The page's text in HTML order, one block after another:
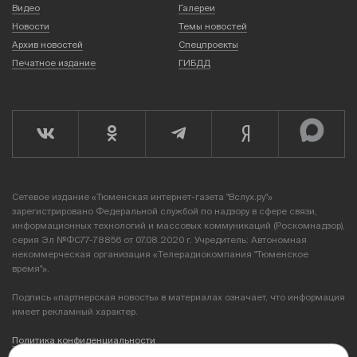
Видео
Галереи
Новости
Темы новостей
Архив новостей
Спецпроекты
Печатное издание
ГИБДД
Сетевое издание «Тюменская интернет-газета "Вслух.ру"»
зарегистрировано Федеральной службой по надзору в сфере связи,
информационных технологий и массовых коммуникаций (Роскомнадзор),
серия Эл №ФС77-78856 от 07.08.2020 г. Учредитель: Автономная
некоммерческая организация «Телерадиокомпания "Тюменское
время"».
Подпись «партнерская новость» в материалах означает, что информация
имеет рекламный характер.
Политика конфиденциальности